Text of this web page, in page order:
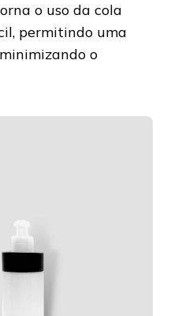
o uso da cola
permitindo uma
o